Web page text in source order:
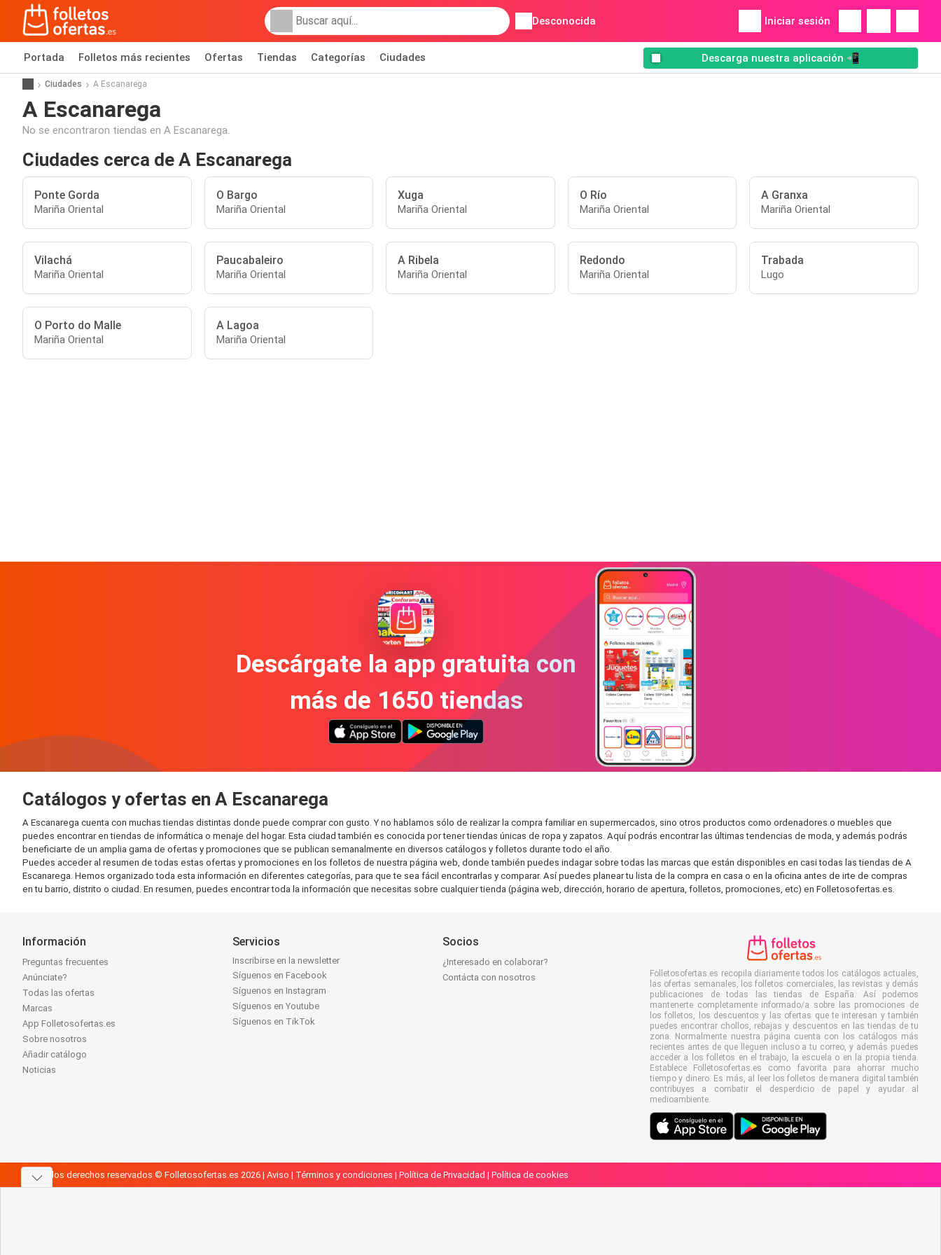
Desconocida Iniciar sesión
Portada Folletos más recientes Ofertas Tiendas Categorías Ciudades Descarga nuestra aplicación 📲
Ciudades A Escanarega
A Escanarega
No se encontraron tiendas en A Escanarega.
Ciudades cerca de A Escanarega
Ponte Gorda
Mariña Oriental
O Bargo
Mariña Oriental
Xuga
Mariña Oriental
O Río
Mariña Oriental
A Granxa
Mariña Oriental
Vilachá
Mariña Oriental
Paucabaleiro
Mariña Oriental
A Ribela
Mariña Oriental
Redondo
Mariña Oriental
Trabada
Lugo
O Porto do Malle
Mariña Oriental
A Lagoa
Mariña Oriental
Descárgate la app gratuita con
más de 1650 tiendas
Catálogos y ofertas en A Escanarega
A Escanarega cuenta con muchas tiendas distintas donde puede comprar con gusto. Y no hablamos sólo de realizar la compra familiar en supermercados, sino otros productos como ordenadores o muebles que
puedes encontrar en tiendas de informática o menaje del hogar. Esta ciudad también es conocida por tener tiendas únicas de ropa y zapatos. Aquí podrás encontrar las últimas tendencias de moda, y además podrás
beneficiarte de un amplia gama de ofertas y promociones que se publican semanalmente en diversos catálogos y folletos durante todo el año.
Puedes acceder al resumen de todas estas ofertas y promociones en los folletos de nuestra página web, donde también puedes indagar sobre todas las marcas que están disponibles en casi todas las tiendas de A
Escanarega. Hemos organizado toda esta información en diferentes categorías, para que te sea fácil encontrarlas y comparar. Así puedes planear tu lista de la compra en casa o en la oficina antes de irte de compras
en tu barrio, distrito o ciudad. En resumen, puedes encontrar toda la información que necesitas sobre cualquier tienda (página web, dirección, horario de apertura, folletos, promociones, etc) en Folletosofertas.es.
Información
Preguntas frecuentes
Anúnciate?
Todas las ofertas
Marcas
App Folletosofertas.es
Sobre nosotros
Añadir catálogo
Noticias
Servicios
Inscribirse en la newsletter
Síguenos en Facebook
Síguenos en Instagram
Síguenos en Youtube
Síguenos en TikTok
Socios
¿Interesado en colaborar?
Contácta con nosotros
Folletosofertas.es recopila diariamente todos los catálogos actuales,
las ofertas semanales, los folletos comerciales, las revistas y demás
publicaciones de todas las tiendas de España. Así podemos
mantenerte completamente informado/a sobre las promociones de
los folletos, los descuentos y las ofertas que te interesan y también
puedes encontrar chollos, rebajas y descuentos en las tiendas de tu
zona. Normalmente nuestra página cuenta con los catálogos más
recientes antes de que lleguen incluso a tu correo, y además puedes
acceder a los folletos en el trabajo, la escuela o en la propia tienda.
Establece Folletosofertas.es como favorita para ahorrar mucho
tiempo y dinero. Es más, al leer los folletos de manera digital también
contribuyes a combatir el desperdicio de papel y ayudar al
medioambiente.
Todos los derechos reservados © Folletosofertas.es 2026 | Aviso | Términos y condiciones | Política de Privacidad | Política de cookies